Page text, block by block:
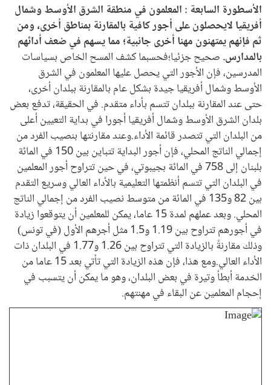
الأسطورة السابعة : المعلمون في منطقة الشرق الأوسط وشمال
أفريقيا لايحصلون على أجور كافية بالمقارنة بمناطق أخرى، ومن
ثم فإنهم يمتهنون مهنا أخرى جانبية؛ مما يسهم في ضعف أدائهم
بالمدارس. صحيح جزئيا؛فحسبما كشف المسح الخاص بسياسات
المدرسين، فإن الأجور التي يحصل عليها المعلمون في الشرق
الأوسط وشمال أفريقيا جيدة بشكل عام بالمقارنة ببلدان أخرى،
حتى عند المقارنة ببلدان تتسم بأداء متقدم. في الحقيقة، تدفع بعض
بلدان الشرق الأوسط وشمال أفريقيا أجورا في بداية التعيين أعلى
من البلدان التي تتصدر قائمة الأداء.وعند مقارنتها بنصيب الفرد من
إجمالي الناتج المحلي، فإن أجور البداية تتباين بين 150 في المائة
بلبنان إلى 758 في المائة بجيبوتي، في حين تتراوح أجور المعلمين
في البلدان التي تتسم أنظمتها التعليمية بالأداء العالي وسريع التقدم
بين 82 و135 في المائة من متوسط نصيب الفرد من إجمالي الناتج
المحلي. وبعد عملهم لمدة 15 عاما، يمكن للمعلمين أن يتوقعوا زيادة
في أجورهم تتراوح بين 1.19 و1.5 مثل أجرهم الأول (في تونس)
وذلك مقارنةً بالزيادة التي تتراوح بين 1.26 و1.77 في البلدان ذات
الأداء العالي.ومع هذا، فإن هذه الزيادة التي تأتي بعد 15 عاما من
الخدمة أبطأ وتيرة في بعض البلدان، وهو ما يمكن أن يتسبب في
إحجام المعلمين عن البقاء في مهنتهم.